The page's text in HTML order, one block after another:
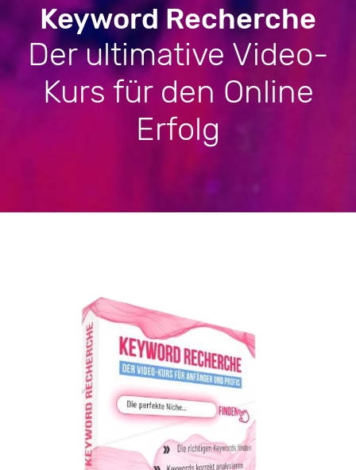
Keyword Recherche
Der ultimative Video-
Kurs für den Online
Erfolg